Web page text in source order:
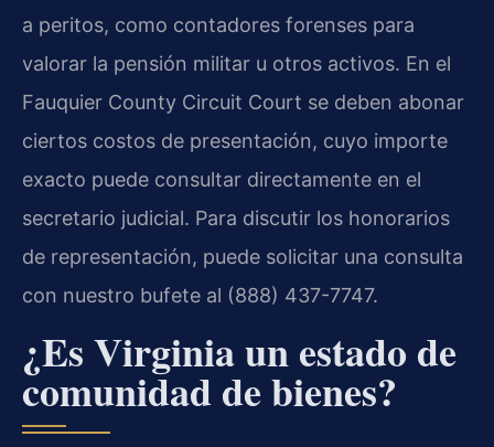
a peritos, como contadores forenses para
valorar la pensión militar u otros activos. En el
Fauquier County Circuit Court se deben abonar
ciertos costos de presentación, cuyo importe
exacto puede consultar directamente en el
secretario judicial. Para discutir los honorarios
de representación, puede solicitar una consulta
con nuestro bufete al (888) 437-7747.
¿Es Virginia un estado de
comunidad de bienes?